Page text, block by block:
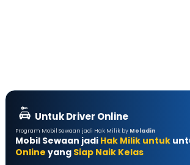
Untuk Driver Online
Program Mobil Sewaan jadi Hak Milik by Moladin
Mobil Sewaan jadi Hak Milik untuk
Online yang Siap Naik Kelas